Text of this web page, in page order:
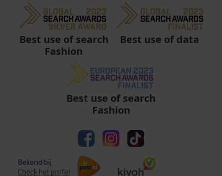
Best use of search
Fashion
Best use of data
Best use of search
Fashion